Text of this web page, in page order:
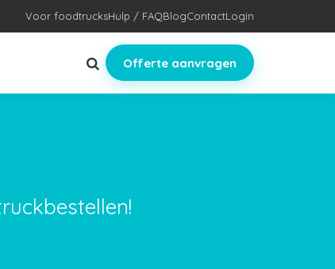
Voor foodtrucksHulp / FAQBlogContactLogin
Offerte aanvragen